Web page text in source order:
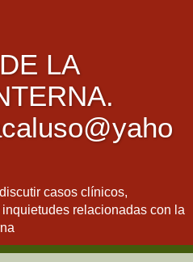
LA
casos clínicos,
relacionadas con la